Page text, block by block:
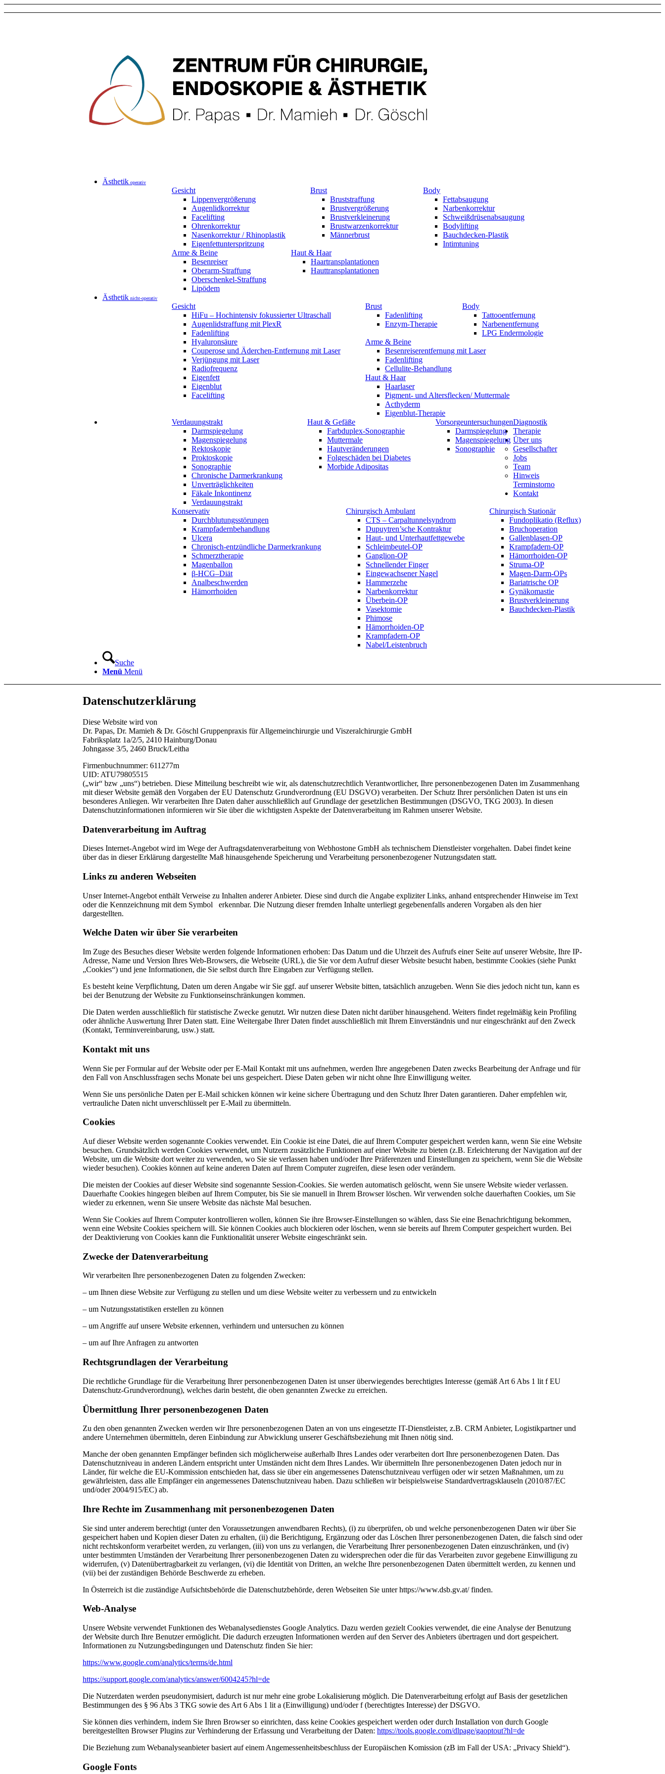
Ästhetik operativ
Gesicht
Lippenvergrößerung
Augenlidkorrektur
Facelifting
Ohrenkorrektur
Nasenkorrektur / Rhinoplastik
Eigenfettunterspritzung
Brust
Bruststraffung
Brustvergrößerung
Brustverkleinerung
Brustwarzenkorrektur
Männerbrust
Body
Fettabsaugung
Narbenkorrektur
Schweißdrüsenabsaugung
Bodylifting
Bauchdecken-Plastik
Intimtuning
Arme & Beine
Besenreiser
Oberarm-Straffung
Oberschenkel-Straffung
Lipödem
Haut & Haar
Haartransplantationen
Hauttransplantationen
Ästhetik nicht-operativ
Gesicht
HiFu – Hochintensiv fokussierter Ultraschall
Augenlidstraffung mit PlexR
Fadenlifting
Hyaluronsäure
Couperose und Äderchen-Entfernung mit Laser
Verjüngung mit Laser
Radiofrequenz
Eigenfett
Eigenblut
Facelifting
Brust
Fadenlifting
Enzym-Therapie
Body
Tattooentfernung
Narbenentfernung
LPG Endermologie
Arme & Beine
Besenreiserentfernung mit Laser
Fadenlifting
Cellulite-Behandlung
Haut & Haar
Haarlaser
Pigment- und Altersflecken/ Muttermale
Acthyderm
Eigenblut-Therapie
Diagnostik
Verdauungstrakt
Darmspiegelung
Magenspiegelung
Rektoskopie
Proktoskopie
Sonographie
Chronische Darmerkrankung
Unverträglichkeiten
Fäkale Inkontinenz
Verdauungstrakt
Haut & Gefäße
Farbduplex-Sonographie
Muttermale
Hautveränderungen
Folgeschäden bei Diabetes
Morbide Adipositas
Vorsorgeuntersuchungen
Darmspiegelung
Magenspiegelung
Sonographie
Therapie
Konservativ
Durchblutungsstörungen
Krampfadernbehandlung
Ulcera
Chronisch-entzündliche Darmerkrankung
Schmerztherapie
Magenballon
β-HCG–Diät
Analbeschwerden
Hämorrhoiden
Chirurgisch Ambulant
CTS – Carpaltunnelsyndrom
Dupuytren’sche Kontraktur
Haut- und Unterhautfettgewebe
Schleimbeutel-OP
Ganglion-OP
Schnellender Finger
Eingewachsener Nagel
Hammerzehe
Narbenkorrektur
Überbein-OP
Vasektomie
Phimose
Hämorrhoiden-OP
Krampfadern-OP
Nabel/Leistenbruch
Chirurgisch Stationär
Fundoplikatio (Reflux)
Bruchoperation
Gallenblasen-OP
Krampfadern-OP
Hämorrhoiden-OP
Struma-OP
Magen-Darm-OPs
Bariatrische OP
Gynäkomastie
Brustverkleinerung
Bauchdecken-Plastik
Über uns
Gesellschafter
Jobs
Team
Hinweis
Terminstorno
Kontakt
Suche
Menü Menü
Datenschutzerklärung
Diese Website wird von
Dr. Papas, Dr. Mamieh & Dr. Göschl Gruppenpraxis für Allgemeinchirurgie und Viszeralchirurgie GmbH
Fabriksplatz 1a/2/5, 2410 Hainburg/Donau
Johngasse 3/5, 2460 Bruck/Leitha
Firmenbuchnummer: 611277m
UID: ATU79805515
(„wir“ bzw „uns“) betrieben. Diese Mitteilung beschreibt wie wir, als datenschutzrechtlich Verantwortlicher, Ihre personenbezogenen Daten im Zusammenhang
mit dieser Website gemäß den Vorgaben der EU Datenschutz Grundverordnung (EU DSGVO) verarbeiten. Der Schutz Ihrer persönlichen Daten ist uns ein
besonderes Anliegen. Wir verarbeiten Ihre Daten daher ausschließlich auf Grundlage der gesetzlichen Bestimmungen (DSGVO, TKG 2003). In diesen
Datenschutzinformationen informieren wir Sie über die wichtigsten Aspekte der Datenverarbeitung im Rahmen unserer Website.
Datenverarbeitung im Auftrag
Dieses Internet-Angebot wird im Wege der Auftragsdatenverarbeitung von Webhostone GmbH als technischem Dienstleister vorgehalten. Dabei findet keine
über das in dieser Erklärung dargestellte Maß hinausgehende Speicherung und Verarbeitung personenbezogener Nutzungsdaten statt.
Links zu anderen Webseiten
Unser Internet-Angebot enthält Verweise zu Inhalten anderer Anbieter. Diese sind durch die Angabe expliziter Links, anhand entsprechender Hinweise im Text
oder die Kennzeichnung mit dem Symbol erkennbar. Die Nutzung dieser fremden Inhalte unterliegt gegebenenfalls anderen Vorgaben als den hier
dargestellten.
Welche Daten wir über Sie verarbeiten
Im Zuge des Besuches dieser Website werden folgende Informationen erhoben: Das Datum und die Uhrzeit des Aufrufs einer Seite auf unserer Website, Ihre IP-
Adresse, Name und Version Ihres Web-Browsers, die Webseite (URL), die Sie vor dem Aufruf dieser Website besucht haben, bestimmte Cookies (siehe Punkt
„Cookies“) und jene Informationen, die Sie selbst durch Ihre Eingaben zur Verfügung stellen.
Es besteht keine Verpflichtung, Daten um deren Angabe wir Sie ggf. auf unserer Website bitten, tatsächlich anzugeben. Wenn Sie dies jedoch nicht tun, kann es
bei der Benutzung der Website zu Funktionseinschränkungen kommen.
Die Daten werden ausschließlich für statistische Zwecke genutzt. Wir nutzen diese Daten nicht darüber hinausgehend. Weiters findet regelmäßig kein Profiling
oder ähnliche Auswertung Ihrer Daten statt. Eine Weitergabe Ihrer Daten findet ausschließlich mit Ihrem Einverständnis und nur eingeschränkt auf den Zweck
(Kontakt, Terminvereinbarung, usw.) statt.
Kontakt mit uns
Wenn Sie per Formular auf der Website oder per E-Mail Kontakt mit uns aufnehmen, werden Ihre angegebenen Daten zwecks Bearbeitung der Anfrage und für
den Fall von Anschlussfragen sechs Monate bei uns gespeichert. Diese Daten geben wir nicht ohne Ihre Einwilligung weiter.
Wenn Sie uns persönliche Daten per E-Mail schicken können wir keine sichere Übertragung und den Schutz Ihrer Daten garantieren. Daher empfehlen wir,
vertrauliche Daten nicht unverschlüsselt per E-Mail zu übermitteln.
Cookies
Auf dieser Website werden sogenannte Cookies verwendet. Ein Cookie ist eine Datei, die auf Ihrem Computer gespeichert werden kann, wenn Sie eine Website
besuchen. Grundsätzlich werden Cookies verwendet, um Nutzern zusätzliche Funktionen auf einer Website zu bieten (z.B. Erleichterung der Navigation auf der
Website, um die Website dort weiter zu verwenden, wo Sie sie verlassen haben und/oder Ihre Präferenzen und Einstellungen zu speichern, wenn Sie die Website
wieder besuchen). Cookies können auf keine anderen Daten auf Ihrem Computer zugreifen, diese lesen oder verändern.
Die meisten der Cookies auf dieser Website sind sogenannte Session-Cookies. Sie werden automatisch gelöscht, wenn Sie unsere Website wieder verlassen.
Dauerhafte Cookies hingegen bleiben auf Ihrem Computer, bis Sie sie manuell in Ihrem Browser löschen. Wir verwenden solche dauerhaften Cookies, um Sie
wieder zu erkennen, wenn Sie unsere Website das nächste Mal besuchen.
Wenn Sie Cookies auf Ihrem Computer kontrollieren wollen, können Sie ihre Browser-Einstellungen so wählen, dass Sie eine Benachrichtigung bekommen,
wenn eine Website Cookies speichern will. Sie können Cookies auch blockieren oder löschen, wenn sie bereits auf Ihrem Computer gespeichert wurden. Bei
der Deaktivierung von Cookies kann die Funktionalität unserer Website eingeschränkt sein.
Zwecke der Datenverarbeitung
Wir verarbeiten Ihre personenbezogenen Daten zu folgenden Zwecken:
– um Ihnen diese Website zur Verfügung zu stellen und um diese Website weiter zu verbessern und zu entwickeln
– um Nutzungsstatistiken erstellen zu können
– um Angriffe auf unsere Website erkennen, verhindern und untersuchen zu können
– um auf Ihre Anfragen zu antworten
Rechtsgrundlagen der Verarbeitung
Die rechtliche Grundlage für die Verarbeitung Ihrer personenbezogenen Daten ist unser überwiegendes berechtigtes Interesse (gemäß Art 6 Abs 1 lit f EU
Datenschutz-Grundverordnung), welches darin besteht, die oben genannten Zwecke zu erreichen.
Übermittlung Ihrer personenbezogenen Daten
Zu den oben genannten Zwecken werden wir Ihre personenbezogenen Daten an von uns eingesetzte IT-Dienstleister, z.B. CRM Anbieter, Logistikpartner und
andere Unternehmen übermitteln, deren Einbindung zur Abwicklung unserer Geschäftsbeziehung mit Ihnen nötig sind.
Manche der oben genannten Empfänger befinden sich möglicherweise außerhalb Ihres Landes oder verarbeiten dort Ihre personenbezogenen Daten. Das
Datenschutzniveau in anderen Ländern entspricht unter Umständen nicht dem Ihres Landes. Wir übermitteln Ihre personenbezogenen Daten jedoch nur in
Länder, für welche die EU-Kommission entschieden hat, dass sie über ein angemessenes Datenschutzniveau verfügen oder wir setzen Maßnahmen, um zu
gewährleisten, dass alle Empfänger ein angemessenes Datenschutzniveau haben. Dazu schließen wir beispielsweise Standardvertragsklauseln (2010/87/EC
und/oder 2004/915/EC) ab.
Ihre Rechte im Zusammenhang mit personenbezogenen Daten
Sie sind unter anderem berechtigt (unter den Voraussetzungen anwendbaren Rechts), (i) zu überprüfen, ob und welche personenbezogenen Daten wir über Sie
gespeichert haben und Kopien dieser Daten zu erhalten, (ii) die Berichtigung, Ergänzung oder das Löschen Ihrer personenbezogenen Daten, die falsch sind oder
nicht rechtskonform verarbeitet werden, zu verlangen, (iii) von uns zu verlangen, die Verarbeitung Ihrer personenbezogenen Daten einzuschränken, und (iv)
unter bestimmten Umständen der Verarbeitung Ihrer personenbezogenen Daten zu widersprechen oder die für das Verarbeiten zuvor gegebene Einwilligung zu
widerrufen, (v) Datenübertragbarkeit zu verlangen, (vi) die Identität von Dritten, an welche Ihre personenbezogenen Daten übermittelt werden, zu kennen und
(vii) bei der zuständigen Behörde Beschwerde zu erheben.
In Österreich ist die zuständige Aufsichtsbehörde die Datenschutzbehörde, deren Webseiten Sie unter https://www.dsb.gv.at/ finden.
Web-Analyse
Unsere Website verwendet Funktionen des Webanalysedienstes Google Analytics. Dazu werden gezielt Cookies verwendet, die eine Analyse der Benutzung
der Website durch Ihre Benutzer ermöglicht. Die dadurch erzeugten Informationen werden auf den Server des Anbieters übertragen und dort gespeichert.
Informationen zu Nutzungsbedingungen und Datenschutz finden Sie hier:
https://www.google.com/analytics/terms/de.html
https://support.google.com/analytics/answer/6004245?hl=de
Die Nutzerdaten werden pseudonymisiert, dadurch ist nur mehr eine grobe Lokalisierung möglich. Die Datenverarbeitung erfolgt auf Basis der gesetzlichen
Bestimmungen des § 96 Abs 3 TKG sowie des Art 6 Abs 1 lit a (Einwilligung) und/oder f (berechtigtes Interesse) der DSGVO.
Sie können dies verhindern, indem Sie Ihren Browser so einrichten, dass keine Cookies gespeichert werden oder durch Installation von durch Google
bereitgestellten Browser Plugins zur Verhinderung der Erfassung und Verarbeitung der Daten: https://tools.google.com/dlpage/gaoptout?hl=de
Die Beziehung zum Webanalyseanbieter basiert auf einem Angemessenheitsbeschluss der Europäischen Komission (zB im Fall der USA: „Privacy Shield“).
Google Fonts